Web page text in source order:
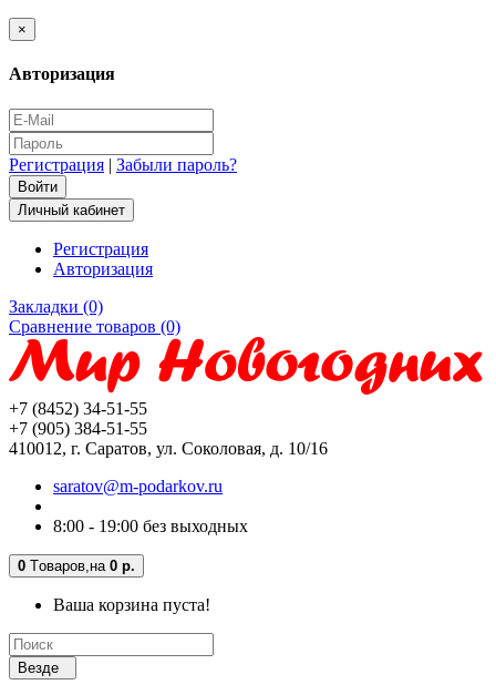
×
Авторизация
Регистрация | Забыли пароль?
Личный кабинет
Регистрация
Авторизация
Закладки (0)
Сравнение товаров (0)
+7 (8452) 34-51-55
+7 (905) 384-51-55
410012, г. Саратов, ул. Соколовая, д. 10/16
saratov@m-podarkov.ru
8:00 - 19:00 без выходных
0 Tоваров, на 0 р.
Ваша корзина пуста!
Везде